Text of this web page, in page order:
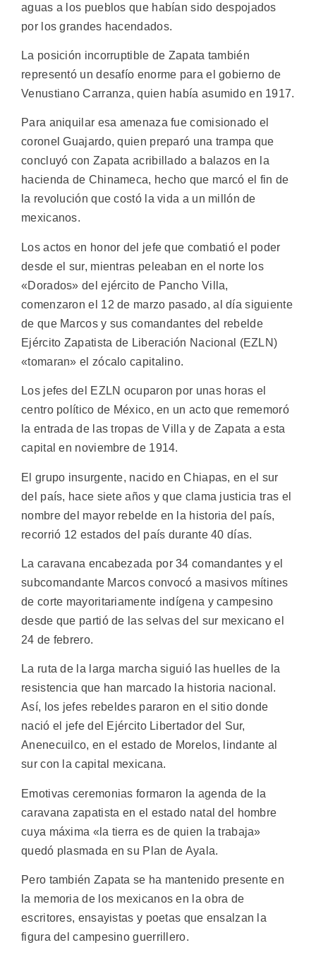
aguas a los pueblos que habían sido despojados
por los grandes hacendados.
La posición incorruptible de Zapata también
representó un desafío enorme para el gobierno de
Venustiano Carranza, quien había asumido en 1917.
Para aniquilar esa amenaza fue comisionado el
coronel Guajardo, quien preparó una trampa que
concluyó con Zapata acribillado a balazos en la
hacienda de Chinameca, hecho que marcó el fin de
la revolución que costó la vida a un millón de
mexicanos.
Los actos en honor del jefe que combatió el poder
desde el sur, mientras peleaban en el norte los
«Dorados» del ejército de Pancho Villa,
comenzaron el 12 de marzo pasado, al día siguiente
de que Marcos y sus comandantes del rebelde
Ejército Zapatista de Liberación Nacional (EZLN)
«tomaran» el zócalo capitalino.
Los jefes del EZLN ocuparon por unas horas el
centro político de México, en un acto que rememoró
la entrada de las tropas de Villa y de Zapata a esta
capital en noviembre de 1914.
El grupo insurgente, nacido en Chiapas, en el sur
del país, hace siete años y que clama justicia tras el
nombre del mayor rebelde en la historia del país,
recorrió 12 estados del país durante 40 días.
La caravana encabezada por 34 comandantes y el
subcomandante Marcos convocó a masivos mítines
de corte mayoritariamente indígena y campesino
desde que partió de las selvas del sur mexicano el
24 de febrero.
La ruta de la larga marcha siguió las huelles de la
resistencia que han marcado la historia nacional.
Así, los jefes rebeldes pararon en el sitio donde
nació el jefe del Ejército Libertador del Sur,
Anenecuilco, en el estado de Morelos, lindante al
sur con la capital mexicana.
Emotivas ceremonias formaron la agenda de la
caravana zapatista en el estado natal del hombre
cuya máxima «la tierra es de quien la trabaja»
quedó plasmada en su Plan de Ayala.
Pero también Zapata se ha mantenido presente en
la memoria de los mexicanos en la obra de
escritores, ensayistas y poetas que ensalzan la
figura del campesino guerrillero.